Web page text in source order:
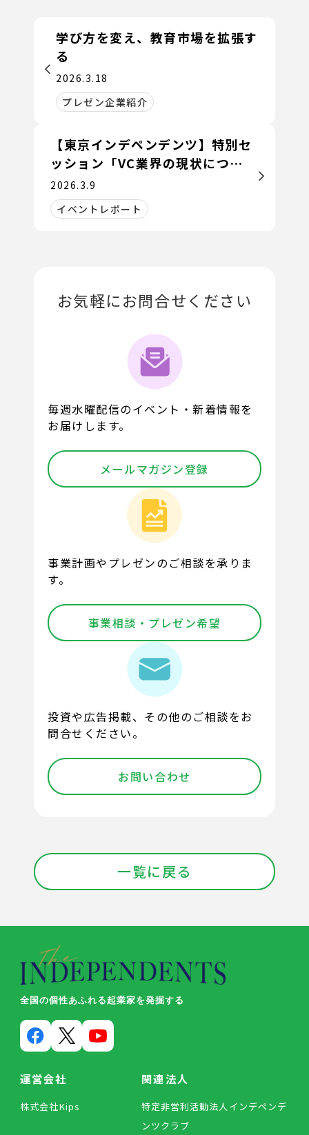
学び方を変え、教育市場を拡張す
る
2026.3.18
プレゼン企業紹介
【東京インデペンデンツ】特別セ
ッション「VC業界の現状につい
て ～VCはなぜリターンを出せな
くなったのか～」
2026.3.9
イベントレポート
お気軽にお問合せください
毎週水曜配信のイベント・新着情報を
お届けします。
メールマガジン登録
事業計画やプレゼンのご相談を承りま
す。
事業相談・プレゼン希望
投資や広告掲載、その他のご相談をお
問合せください。
お問い合わせ
一覧に戻る
全国の個性あふれる起業家を発掘する
運営会社
株式会社Kips
関連法人
特定非営利活動法人インデペンデ
ンツクラブ